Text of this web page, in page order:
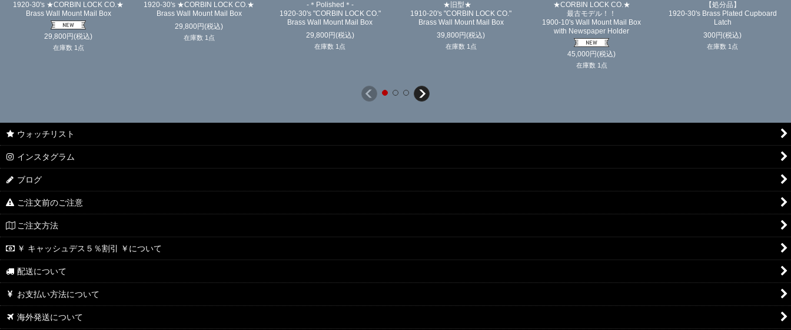
1920-30's ★CORBIN LOCK CO.★
Brass Wall Mount Mail Box
29,800円(税込)
在庫数 1点
1920-30's ★CORBIN LOCK CO.★
Brass Wall Mount Mail Box
29,800円(税込)
在庫数 1点
-＊Polished＊-
1920-30's "CORBIN LOCK CO."
Brass Wall Mount Mail Box
29,800円(税込)
在庫数 1点
★旧型★
1910-20's "CORBIN LOCK CO."
Brass Wall Mount Mail Box
39,800円(税込)
在庫数 1点
★CORBIN LOCK CO.★
最古モデル！！
1900-10's Wall Mount Mail Box
with Newspaper Holder
45,000円(税込)
在庫数 1点
【処分品】
1920-30's Brass Plated Cupboard
Latch
300円(税込)
在庫数 1点
ウォッチリスト
インスタグラム
ブログ
ご注文前のご注意
ご注文方法
￥ キャッシュデス５％割引 ￥について
配送について
お支払い方法について
海外発送について